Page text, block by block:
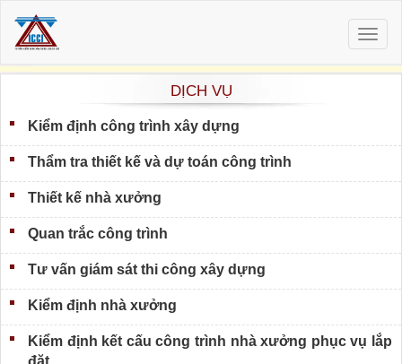
DỊCH VỤ
Kiểm định công trình xây dựng
Thẩm tra thiết kế và dự toán công trình
Thiết kế nhà xưởng
Quan trắc công trình
Tư vấn giám sát thi công xây dựng
Kiểm định nhà xưởng
Kiểm định kết cấu công trình nhà xưởng phục vụ lắp
đặt...